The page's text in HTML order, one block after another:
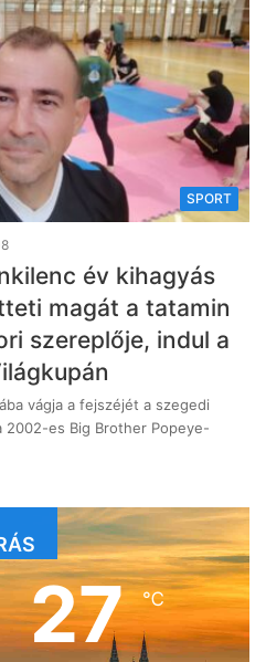
SPORT
év kihagyás
magát a tatamin
szereplője, indul a
vágja a fejszéjét a szegedi
2002-es Big Brother Popeye-
27℃